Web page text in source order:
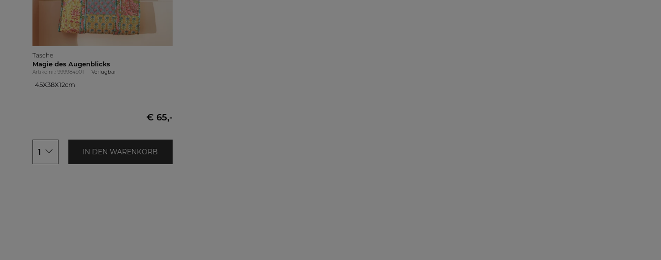
Tasche
Magie des Augenblicks
Artikelnr.: 999984901 Verfügbar
45X38X12cm
€ 65,-
1 IN DEN WARENKORB